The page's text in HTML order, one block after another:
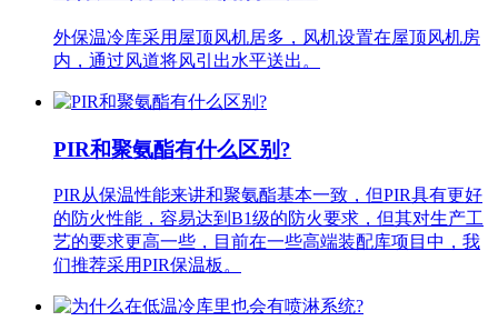
外保温冷库采用屋顶风机居多，风机设置在屋顶风机房
内，通过风道将风引出水平送出。
PIR和聚氨酯有什么区别?
PIR从保温性能来讲和聚氨酯基本一致，但PIR具有更好
的防火性能，容易达到B1级的防火要求，但其对生产工
艺的要求更高一些，目前在一些高端装配库项目中，我
们推荐采用PIR保温板。